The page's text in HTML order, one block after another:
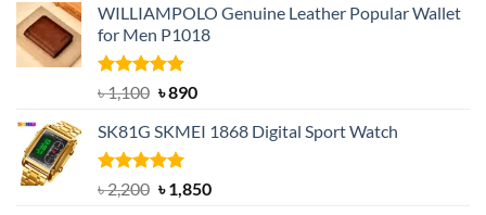
WILLIAMPOLO Genuine Leather Popular Wallet
for Men P1018
Rated5.00
out of 5
৳1,100 Original
was:
৳ 1,100.
৳890Current
is:
SK81G SKMEI 1868 Digital Sport Watch
Rated5.00
out of 5
৳2,200 Original
৳1,850Current